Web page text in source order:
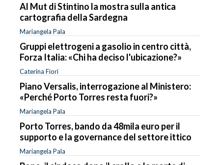
Al Mut di Stintino la mostra sulla antica
cartografia della Sardegna
Mariangela Pala
Gruppi elettrogeni a gasolio in centro città,
Forza Italia: «Chi ha deciso l'ubicazione?»
Caterina Fiori
Piano Versalis, interrogazione al Ministero:
«Perché Porto Torres resta fuori?»
Mariangela Pala
Porto Torres, bando da 48mila euro per il
supporto e la governance del settore ittico
Mariangela Pala